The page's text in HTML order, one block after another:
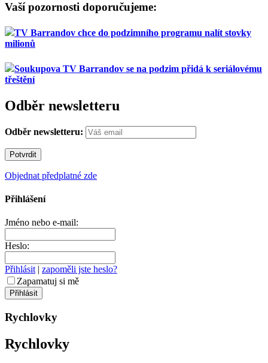
Vaší pozornosti doporučujeme:
TV Barrandov chce do podzimního programu nalít stovky
milionů
Soukupova TV Barrandov se na podzim přidá k seriálovému
třeštění
Odběr newsletteru
Odběr newsletteru:
Objednat předplatné zde
Přihlášení
Jméno nebo e-mail:
Heslo:
Přihlásit | zapoměli jste heslo?
Zapamatuj si mě
Rychlovky
Rychlovky